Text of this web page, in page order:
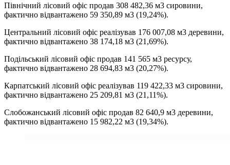
Північний лісовий офіс продав 308 482,36 м3 сировини,
фактично відвантажено 59 350,89 м3 (19,24%).
Центральний лісовий офіс реалізував 176 007,08 м3 деревини,
фактично відвантажено 38 174,18 м3 (21,69%).
Подільський лісовий офіс продав 141 565 м3 ресурсу,
фактично відвантажено 28 694,83 м3 (20,27%).
Карпатський лісовий офіс реалізував 119 422,33 м3 сировини,
фактично відвантажено 25 209,81 м3 (21,11%).
Слобожанський лісовий офіс продав 82 640,9 м3 деревини,
фактично відвантажено 15 982,22 м3 (19,34%).